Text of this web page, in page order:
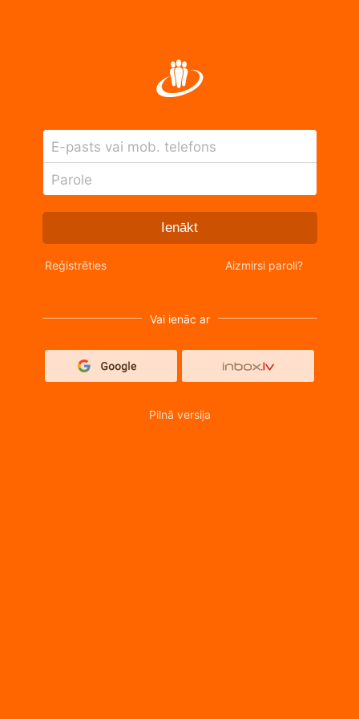
E-pasts vai mob. telefons
Parole
Ienākt
Reģistrēties Aizmirsi paroli?
Vai ienāc ar
Pilnā versija